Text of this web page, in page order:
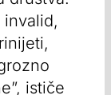
invalid,
ističe